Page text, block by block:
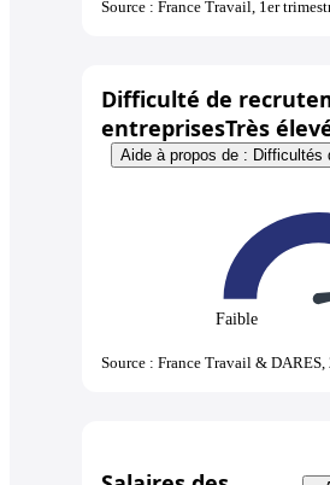
Source : France Travail, 1er
Difficulté de
entreprisesTrès
Aide à propos de : Difficultés
Faible
Source : France Travail & DARES,